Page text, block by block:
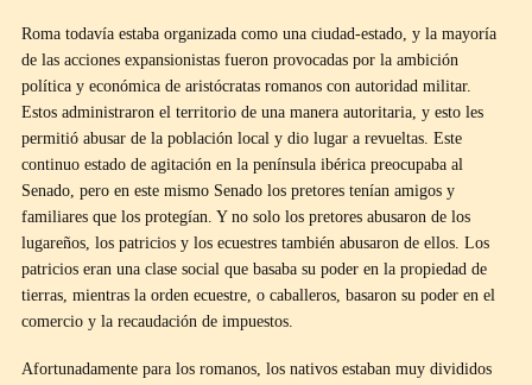
Roma todavía estaba organizada como una ciudad-estado, y la mayoría
de las acciones expansionistas fueron provocadas por la ambición
política y económica de aristócratas romanos con autoridad militar.
Estos administraron el territorio de una manera autoritaria, y esto les
permitió abusar de la población local y dio lugar a revueltas. Este
continuo estado de agitación en la península ibérica preocupaba al
Senado, pero en este mismo Senado los pretores tenían amigos y
familiares que los protegían. Y no solo los pretores abusaron de los
lugareños, los patricios y los ecuestres también abusaron de ellos. Los
patricios eran una clase social que basaba su poder en la propiedad de
tierras, mientras la orden ecuestre, o caballeros, basaron su poder en el
comercio y la recaudación de impuestos.
Afortunadamente para los romanos, los nativos estaban muy divididos